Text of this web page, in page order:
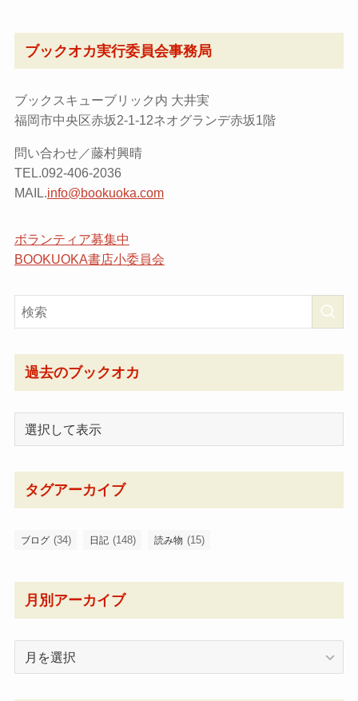
ブックオカ実行委員会事務局
ブックスキューブリック内 大井実
福岡市中央区赤坂2-1-12ネオグランデ赤坂1階
問い合わせ／藤村興晴
TEL.092-406-2036
MAIL.info@bookuoka.com
ボランティア募集中
BOOKUOKA書店小委員会
過去のブックオカ
タグアーカイブ
ブログ (34) 日記 (148) 読み物 (15)
月別アーカイブ